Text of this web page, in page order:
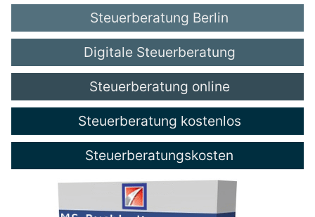
Steuerberatung Berlin
Digitale Steuerberatung
Steuerberatung online
Steuerberatung kostenlos
Steuerberatungskosten